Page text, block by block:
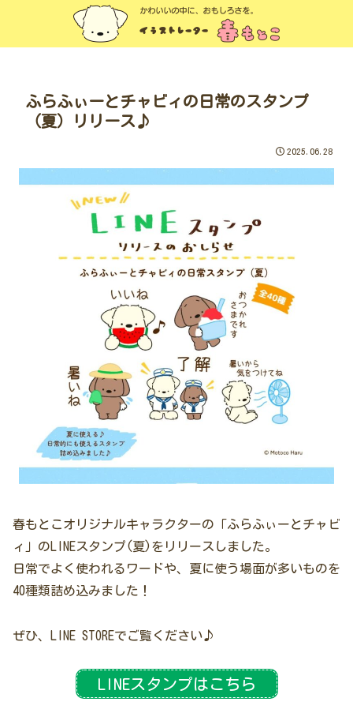
ふらふぃーとチャビィの日常のスタンプ
（夏）リリース♪
2025.06.28
春もとこオリジナルキャラクターの「ふらふぃーとチャビ
ィ」のLINEスタンプ(夏)をリリースしました。
日常でよく使われるワードや、夏に使う場面が多いものを
40種類詰め込みました！
ぜひ、LINE STOREでご覧ください♪
LINEスタンプはこちら